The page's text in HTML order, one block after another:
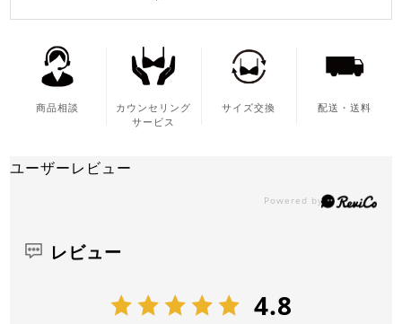
商品相談
カウンセリング
サービス
サイズ交換 配送・送料
ユーザーレビュー
レビュー
4.8